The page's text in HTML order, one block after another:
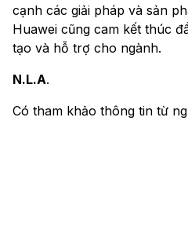
cạnh các giải pháp và sản
Huawei cũng cam kết thúc
tạo và hỗ trợ cho ngành.
N.L.A.
Có tham khảo thông tin từ